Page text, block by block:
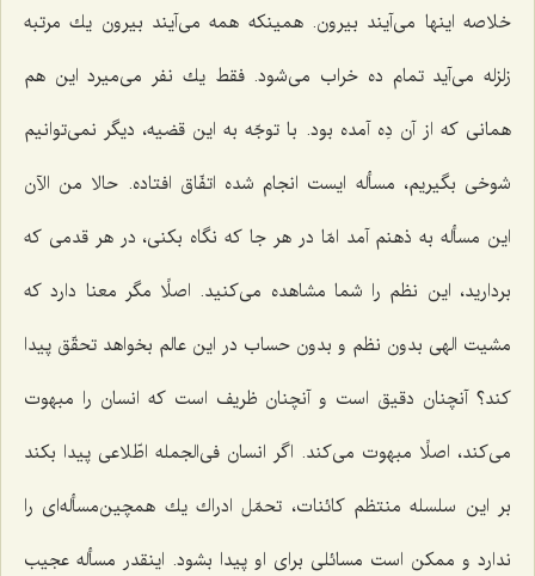
خلاصه اینها می‌آیند بیرون. همینكه همه می‌آیند بیرون یك مرتبه
زلزله می‌آید تمام ده خراب می‌شود. فقط یك نفر می‌میرد این هم
همانی كه از آن دِه آمده بود. با توجّه به این قضیه، دیگر نمی‌توانیم
شوخی بگیریم، مسأله ایست انجام شده اتفّاق افتاده. حالا من الآن
این مسأله به ذهنم آمد امّا در هر جا كه نگاه بكنی، در هر قدمی كه
بردارید، این نظم را شما مشاهده می‌كنید. اصلًا مگر معنا دارد كه
مشیت الهی بدون نظم و بدون حساب در این عالم بخواهد تحقّق پیدا
كند؟ آنچنان دقیق است و آنچنان ظریف است كه انسان را مبهوت
می‌كند، اصلًا مبهوت می‌كند. اگر انسان فی‌الجمله اطّلاعی پیدا بكند
بر این سلسله منتظم كائنات، تحمّل ادراك یك همچین‌مسأله‌ای را
ندارد و ممكن است مسائلی برای او پیدا بشود. اینقدر مسأله عجیب